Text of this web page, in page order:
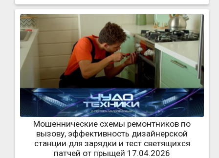
Мошеннические схемы ремонтников по
вызову, эффективность дизайнерской
станции для зарядки и тест светящихся
патчей от прыщей 17.04.2026